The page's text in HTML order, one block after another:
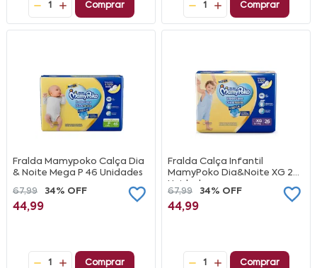
1 Comprar 1 Comprar
Fralda Mamypoko Calça Dia
& Noite Mega P 46 Unidades
67,99
34% OFF
44,99
1 Comprar
Fralda Calça Infantil
MamyPoko Dia&Noite XG 26
Unidades
67,99 34% OFF
44,99
1 Comprar